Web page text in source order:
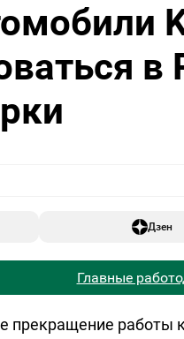
Дзен
Главные
прекращение работы